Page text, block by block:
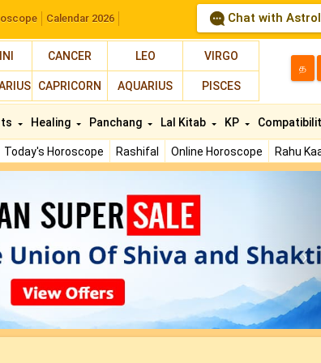
Calendar 2026 Chat with
CANCER LEO VIRGO
CAPRICORN AQUARIUS PISCES
த
Today's Horoscope Rashifal Online Horoscope Rahu
Healing Panchang Lal Kitab KP